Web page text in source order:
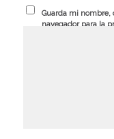
Guarda mi nombre,
navegador para la